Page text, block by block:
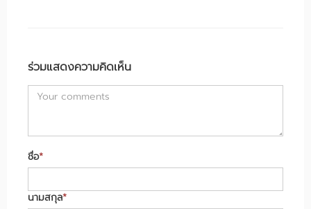
ร่วมแสดงความคิดเห็น
ชื่อ*
นามสกุล*